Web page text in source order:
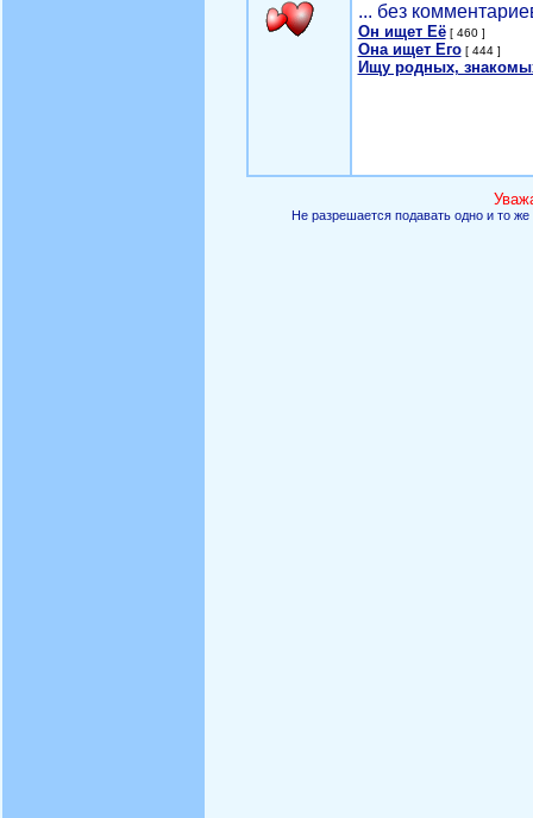
... без
Он ищет Её[ 460 ]
Она ищет Его[ 444 ]
Ищу родных,
Не разрешается подавать одно и то